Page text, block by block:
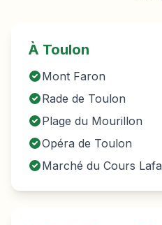
À Toulon
Mont Faron
Rade de Toulon
Plage du Mourillon
Opéra de Toulon
Marché du Cours